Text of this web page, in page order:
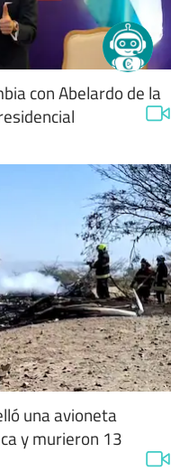
con Abelardo de la
una avioneta
y murieron 13